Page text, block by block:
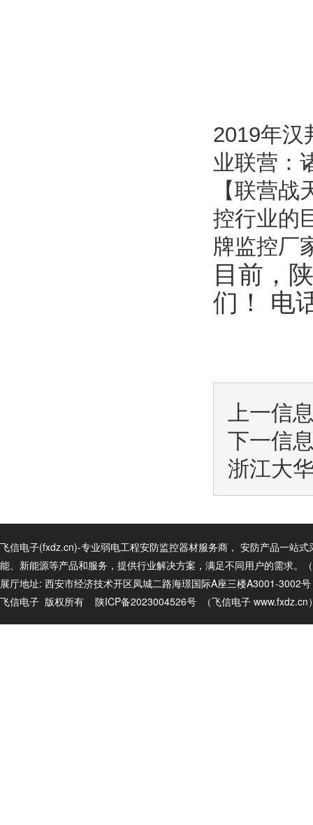
2019年汉
业联营：
【联营
控行业的
牌监控厂
目前，
们！ 电
上一信
下一信
浙江大
飞信电子(fxdz.cn)-专业弱电工程安防监控器材服务商， 安防产品一站
能、新能源等产品和服务，提供行业解决方案，满足不同用户的需求
展厅地址: 西安市经济技术开区凤城二路海璟国际A座三楼A3001-3002
飞信电子 版权所有 陕ICP备2023004526号 （飞信电子 www.fxdz.cn